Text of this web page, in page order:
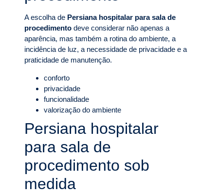
A escolha de Persiana hospitalar para sala de
procedimento deve considerar não apenas a
aparência, mas também a rotina do ambiente, a
incidência de luz, a necessidade de privacidade e a
praticidade de manutenção.
conforto
privacidade
funcionalidade
valorização do ambiente
Persiana hospitalar
para sala de
procedimento sob
medida